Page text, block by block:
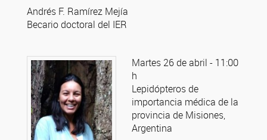
Andrés F. Ramírez Mejía
Becario doctoral del IER
Martes 26 de abril - 11:00
h
Lepidópteros de
importancia médica de la
provincia de Misiones,
Argentina